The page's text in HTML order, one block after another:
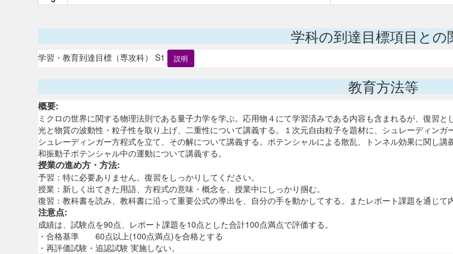
学科の到達目標項目との
学習・教育到達目標（専攻科） S1 説明
教育方法等
概要:
ミクロの世界に関する物理法則である量子力学を学ぶ。応用物４にて学習済みである内容も含まれるが、復習と
光と物質の波動性・粒子性を取り上げ、二重性について講義する。１次元自由粒子を題材に、シュレーディン
シュレーディンガー方程式を立て、その解について講義する。ポテンシャルによる散乱、トンネル効果に関し
和振動子ポテンシャル中の運動について講義する。
授業の進め方・方法:
予習：特に必要ありません。復習をしっかりしてください。
授業：新しく出てきた用語、方程式の意味・概念を、授業中にしっかり掴む。
復習：教科書を読み、教科書に沿って重要公式の導出を、自分の手を動かしてする。またレポート課題を通じて
注意点:
成績は、試験点を90点、レポート課題を10点とした合計100点満点で評価する。
・合格基準 60点以上(100点満点)を合格とする
・再評価試験・追認試験 実施しない。